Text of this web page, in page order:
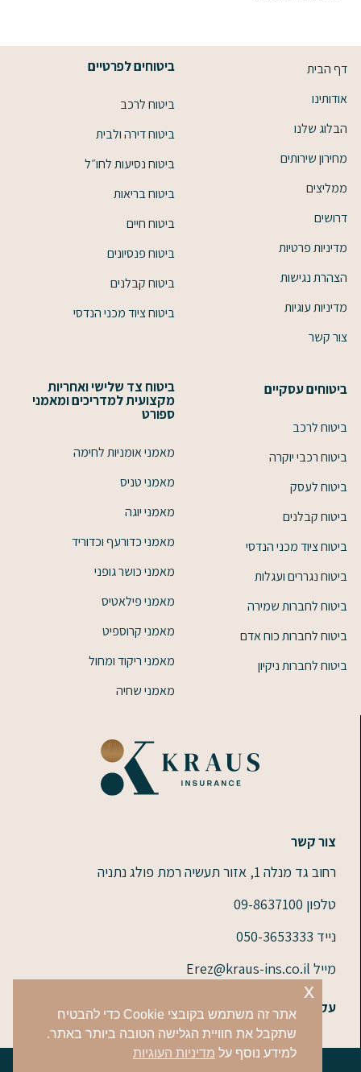
דף הבית
אודותינו
הבלוג שלנו
מחירון שירותים
ממליצים
דרושים
מדיניות פרטיות
הצהרת נגישות
מדיניות עוגיות
צור קשר
ביטוחים לפרטיים
ביטוח לרכב
ביטוח דירה ולבית
ביטוח נסיעות לחו״ל
ביטוח בריאות
ביטוח חיים
ביטוח פנסיונים
ביטוח קבלנים
ביטוח ציוד מכני הנדסי
ביטוחים עסקיים
ביטוח לרכב
ביטוח רכבי יוקרה
ביטוח לעסק
ביטוח קבלנים
ביטוח ציוד מכני הנדסי
ביטוח נגררים ועגלות
ביטוח לחברות שמירה
ביטוח לחברות כוח אדם
ביטוח לחברות ניקיון
ביטוח צד שלישי ואחריות
מקצועית למדריכים ומאמני
ספורט
מאמני אומניות לחימה
מאמני טניס
מאמני יוגה
מאמני כדורעף וכדוריד
מאמני כושר גופני
מאמני פילאטיס
מאמני קרוספיט
מאמני ריקוד ומחול
מאמני שחיה
צור קשר
רחוב גד מנלה 1, אזור תעשיה רמת פולג נתניה
טלפון 09-8637100
נייד 050-3653333
מייל Erez@kraus-ins.co.il
עקבו אחרינו:
אתר זה משתמש בקובצי Cookie כדי להבטיח
שתקבל את חוויית הגלישה הטובה ביותר באתר.
למידע נוסף על מדיניות העוגיות
x